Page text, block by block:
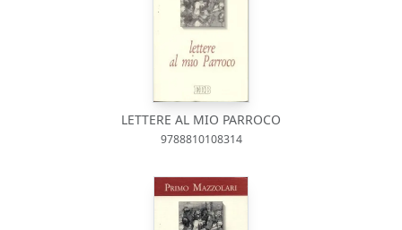
LETTERE AL MIO PARROCO
9788810108314